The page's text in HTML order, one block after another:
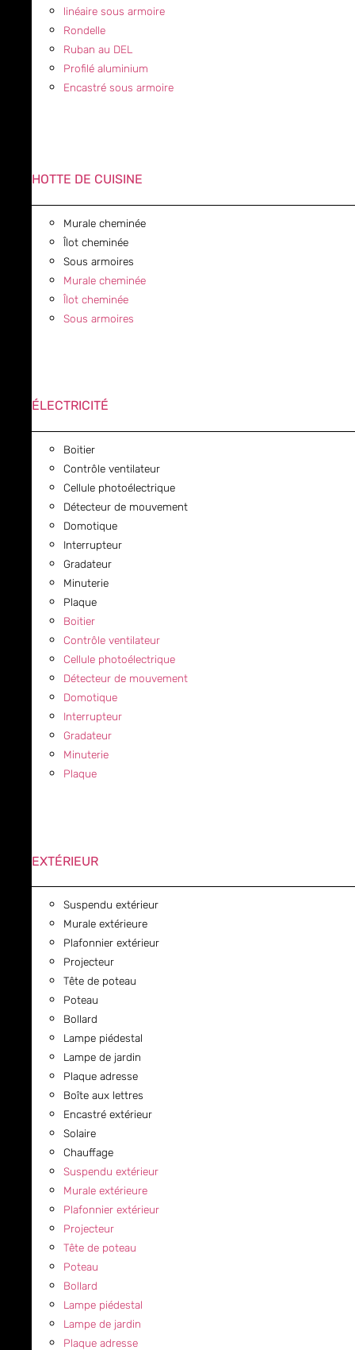
linéaire sous armoire
Rondelle
Ruban au DEL
Profilé aluminium
Encastré sous armoire
HOTTE DE CUISINE
Murale cheminée
Îlot cheminée
Sous armoires
Murale cheminée
Îlot cheminée
Sous armoires
ÉLECTRICITÉ
Boitier
Contrôle ventilateur
Cellule photoélectrique
Détecteur de mouvement
Domotique
Interrupteur
Gradateur
Minuterie
Plaque
Boitier
Contrôle ventilateur
Cellule photoélectrique
Détecteur de mouvement
Domotique
Interrupteur
Gradateur
Minuterie
Plaque
EXTÉRIEUR
Suspendu extérieur
Murale extérieure
Plafonnier extérieur
Projecteur
Tête de poteau
Poteau
Bollard
Lampe piédestal
Lampe de jardin
Plaque adresse
Boîte aux lettres
Encastré extérieur
Solaire
Chauffage
Suspendu extérieur
Murale extérieure
Plafonnier extérieur
Projecteur
Tête de poteau
Poteau
Bollard
Lampe piédestal
Lampe de jardin
Plaque adresse